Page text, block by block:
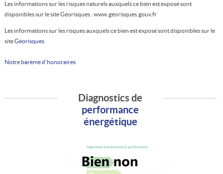
Les informations sur les risques naturels auxquels ce bien est exposé sont
disponibles sur le site Géorisques : www.georisques.gouv.fr
Les informations sur les risques auxquels ce bien est exposé sont disponibles sur le
siteGéorisques
Notre barème d'honoraires
Diagnostics de
performance
énergétique